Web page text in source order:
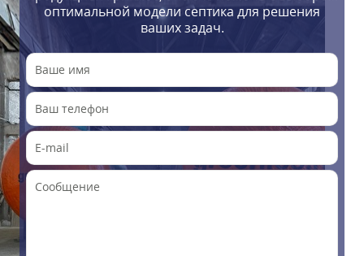
оптимальной модели септика для решения
ваших задач.